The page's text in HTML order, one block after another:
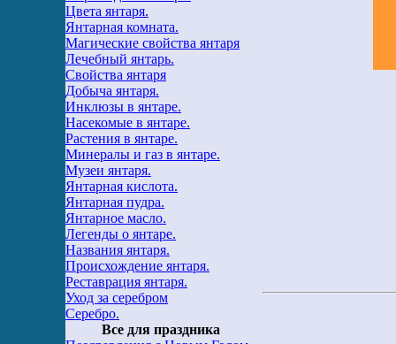
Цвета янтаря.
Янтарная комната.
Магические свойства янтаря
Лечебный янтарь.
Свойства янтаря
Добыча янтаря.
Инклюзы в янтаре.
Насекомые в янтаре.
Растения в янтаре.
Минералы и газ в янтаре.
Музеи янтаря.
Янтарная кислота.
Янтарная пудра.
Янтарное масло.
Легенды о янтаре.
Названия янтаря.
Происхождение янтаря.
Реставрация янтаря.
Уход за серебром
Серебро.
Все для праздника